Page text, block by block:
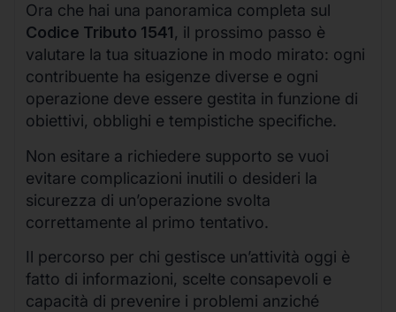
Ora che hai una panoramica completa sul
Codice Tributo 1541, il prossimo passo è
valutare la tua situazione in modo mirato: ogni
contribuente ha esigenze diverse e ogni
operazione deve essere gestita in funzione di
obiettivi, obblighi e tempistiche specifiche.
Non esitare a richiedere supporto se vuoi
evitare complicazioni inutili o desideri la
sicurezza di un’operazione svolta
correttamente al primo tentativo.
Il percorso per chi gestisce un’attività oggi è
fatto di informazioni, scelte consapevoli e
capacità di prevenire i problemi anziché